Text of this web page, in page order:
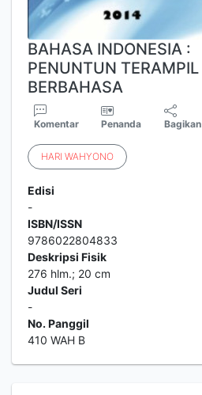
BAHASA INDONESIA :
PENUNTUN TERAMPIL
BERBAHASA
Komentar Penanda Bagikan
HARI WAHYONO
Edisi
-
ISBN/ISSN
9786022804833
Deskripsi Fisik
276 hlm.; 20 cm
Judul Seri
-
No. Panggil
410 WAH B